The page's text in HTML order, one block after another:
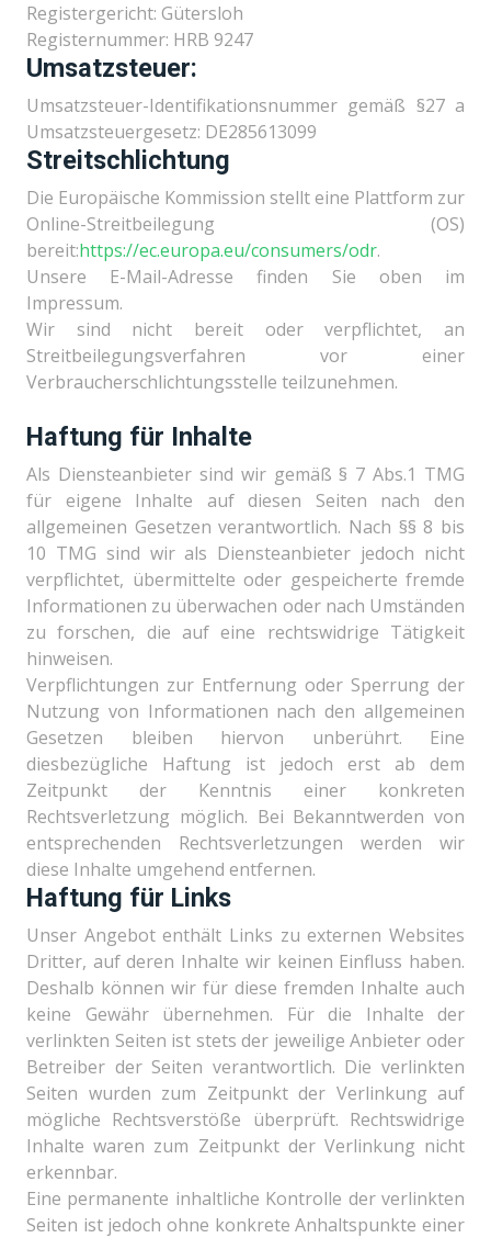
Registergericht: Gütersloh
Registernummer: HRB 9247
Umsatzsteuer:
Umsatzsteuer-Identifikationsnummer gemäß §27 a
Umsatzsteuergesetz: DE285613099
Streitschlichtung
Die Europäische Kommission stellt eine Plattform zur
Online-Streitbeilegung (OS)
bereit:https://ec.europa.eu/consumers/odr.
Unsere E-Mail-Adresse finden Sie oben im
Impressum.
Wir sind nicht bereit oder verpflichtet, an
Streitbeilegungsverfahren vor einer
Verbraucherschlichtungsstelle teilzunehmen.
Haftung für Inhalte
Als Diensteanbieter sind wir gemäß § 7 Abs.1 TMG
für eigene Inhalte auf diesen Seiten nach den
allgemeinen Gesetzen verantwortlich. Nach §§ 8 bis
10 TMG sind wir als Diensteanbieter jedoch nicht
verpflichtet, übermittelte oder gespeicherte fremde
Informationen zu überwachen oder nach Umständen
zu forschen, die auf eine rechtswidrige Tätigkeit
hinweisen.
Verpflichtungen zur Entfernung oder Sperrung der
Nutzung von Informationen nach den allgemeinen
Gesetzen bleiben hiervon unberührt. Eine
diesbezügliche Haftung ist jedoch erst ab dem
Zeitpunkt der Kenntnis einer konkreten
Rechtsverletzung möglich. Bei Bekanntwerden von
entsprechenden Rechtsverletzungen werden wir
diese Inhalte umgehend entfernen.
Haftung für Links
Unser Angebot enthält Links zu externen Websites
Dritter, auf deren Inhalte wir keinen Einfluss haben.
Deshalb können wir für diese fremden Inhalte auch
keine Gewähr übernehmen. Für die Inhalte der
verlinkten Seiten ist stets der jeweilige Anbieter oder
Betreiber der Seiten verantwortlich. Die verlinkten
Seiten wurden zum Zeitpunkt der Verlinkung auf
mögliche Rechtsverstöße überprüft. Rechtswidrige
Inhalte waren zum Zeitpunkt der Verlinkung nicht
erkennbar.
Eine permanente inhaltliche Kontrolle der verlinkten
Seiten ist jedoch ohne konkrete Anhaltspunkte einer